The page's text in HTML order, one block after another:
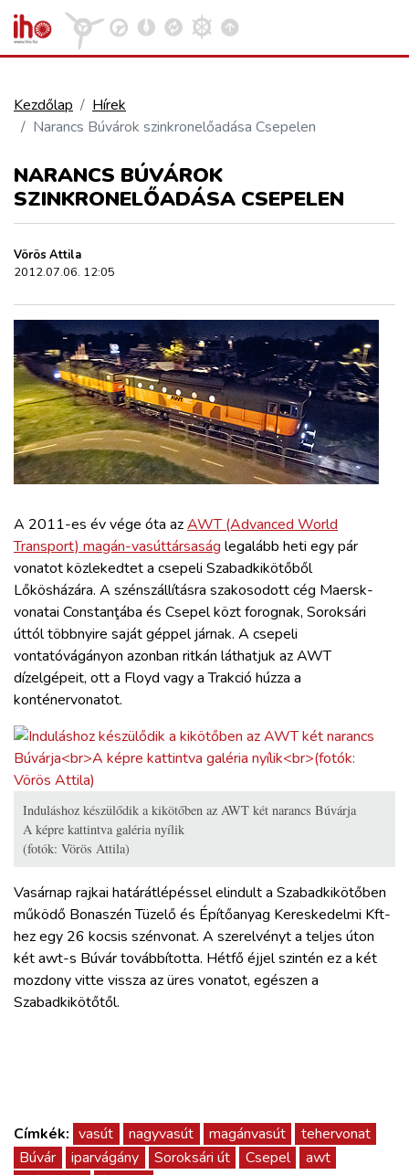
VASÚT
KÖZÚT
REPÜLÉS
KÖZLEKEDÉSFEJLESZTÉS
ELLÁTÁSI LÁNC
ZÖLDÚT
HAJÓZÁS
BLOG
ARCHÍVUM
WEBSHOP
BELÉPÉS
REGISZTRÁCIÓ
Kosár megtekintése
Kezdőlap
Hírek
Narancs Búvárok szinkronelőadása Csepelen
NARANCS BÚVÁROK
SZINKRONELŐADÁSA CSEPELEN
Vörös Attila
2012.07.06. 12:05
A 2011-es év vége óta azAWT (Advanced World
Transport) magán-vasúttársaság legalább heti egy pár
vonatot közlekedtet a csepeli Szabadkikötőből
Lőkösházára. A szénszállításra szakosodott cég Maersk-
vonatai Constanţába és Csepel közt forognak, Soroksári
úttól többnyire saját géppel járnak. A csepeli
vontatóvágányon azonban ritkán láthatjuk az AWT
dízelgépeit, ott a Floyd vagy a Trakció húzza a
konténervonatot.
Induláshoz készülődik a kikötőben az AWT két narancs Búvárja
A képre kattintva galéria nyílik
(fotók: Vörös Attila)
Vasárnap rajkai határátlépéssel elindult a Szabadkikötőben
működő Bonaszén Tüzelő és Építőanyag Kereskedelmi Kft-
hez egy 26 kocsis szénvonat. A szerelvényt a teljes úton
két awt-s Búvár továbbította. Hétfő éjjel szintén ez a két
mozdony vitte vissza az üres vonatot, egészen a
Szabadkikötőtől.
Címkék: vasút nagyvasút magánvasút
tehervonat
Búvár
iparvágány Soroksári út Csepel
awt